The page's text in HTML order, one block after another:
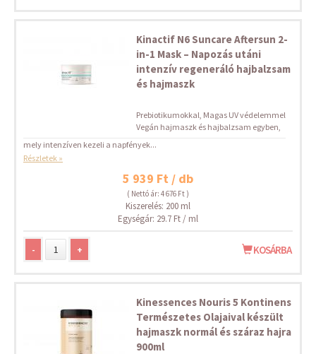
Kinactif N6 Suncare Aftersun 2-
in-1 Mask – Napozás utáni
intenzív regeneráló hajbalzsam
és hajmaszk
Prebiotikumokkal, Magas UV védelemmel
Vegán hajmaszk és hajbalzsam egyben,
mely intenzíven kezeli a napfények...
Részletek »
5 939 Ft / db
( Nettó ár: 4 676 Ft )
Kiszerelés: 200 ml
Egységár: 29.7 Ft / ml
- + KOSÁRBA
Kinessences Nouris 5 Kontinens
Természetes Olajaival készült
hajmaszk normál és száraz hajra
900ml